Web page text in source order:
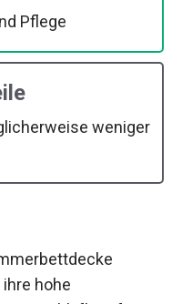
Pflege
weniger
hohe